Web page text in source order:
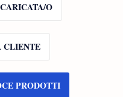
O
CLIENTE
PRODOTTI